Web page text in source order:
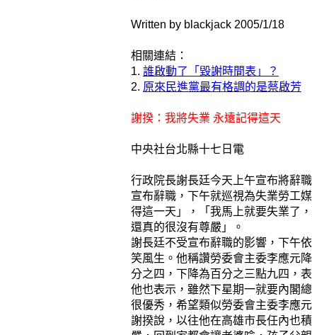
Written by blackjack 2005/1/18
相關連結：
1. 誰啟動了「毀謝時間表」？
2. 原來民進黨最有格調的是蔡啟芳
謝揆：我將失業 永遠記得這天
中央社台北縣十七日電
行政院長謝長廷今天上午宣布將辭
宣布辭職，下午就巡視為失業勞工
得這一天」，「我馬上就要失業了
還真的很沒有尊嚴」。
謝長廷不受宣布辭職的影響，下午
笑風生。他稱讚勞委會主委李應元
分之四，下降為百分之三點九四，表
他也表示，雖然下星期一就要內閣
很優秀，希望類似勞委會主委李應
謝揆說，以往他在高雄市長任內也